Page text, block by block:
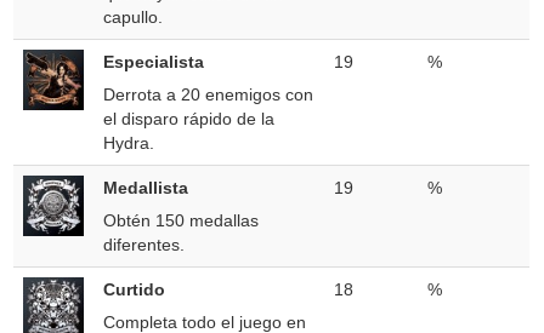
capullo.
Especialista
Derrota a 20 enemigos con
el disparo rápido de la
Hydra.
19 %
Medallista
Obtén 150 medallas
diferentes.
19 %
Curtido
Completa todo el juego en
18 %